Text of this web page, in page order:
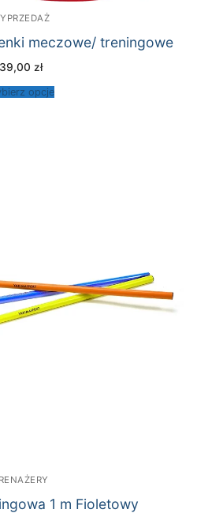
meczowe/ treningowe
39,00 zł
opcje
1 m Fioletowy